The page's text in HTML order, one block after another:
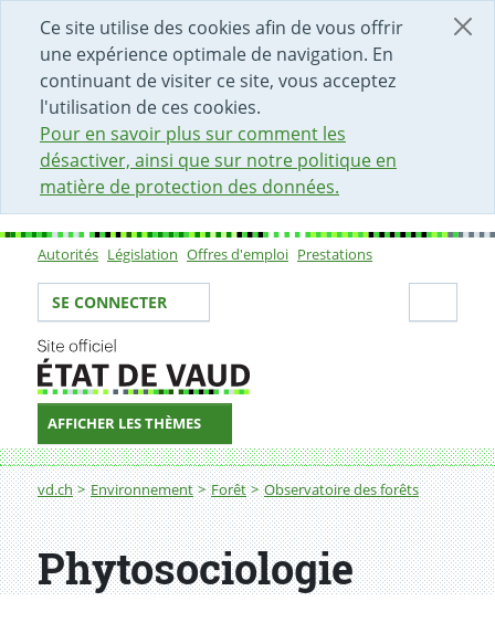
Ce site utilise des cookies afin de vous offrir
une expérience optimale de navigation. En
continuant de visiter ce site, vous acceptez
l'utilisation de ces cookies.
Pour en savoir plus sur comment les
désactiver, ainsi que sur notre politique en
matière de protection des données.
DÉBUT DU CONTENU DE LA PAGE
ACCÈS AU CHAMP DE RECHERCHE
PAGE D'ACCUEIL
FORMULAIRE DE CONTACT
Sous-navigation
Autorités Législation Offres d'emploi Prestations
Votre identité
SE CONNECTER
AFFICHER LES THÈMES
Fil d'Ariane
vd.ch Environnement Forêt Observatoire des forêts
Phytosociologie
Phytosociologie